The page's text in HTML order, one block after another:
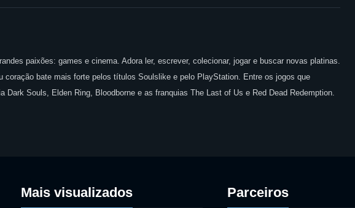
paixões: games e cinema. Adora ler, escrever, colecionar, jogar e buscar novas platinas.
coração bate mais forte pelos títulos Soulslike e pelo PlayStation. Entre os jogos que
Dark Souls, Elden Ring, Bloodborne e as franquias The Last of Us e Red Dead Redemption.
Mais visualizados Parceiros